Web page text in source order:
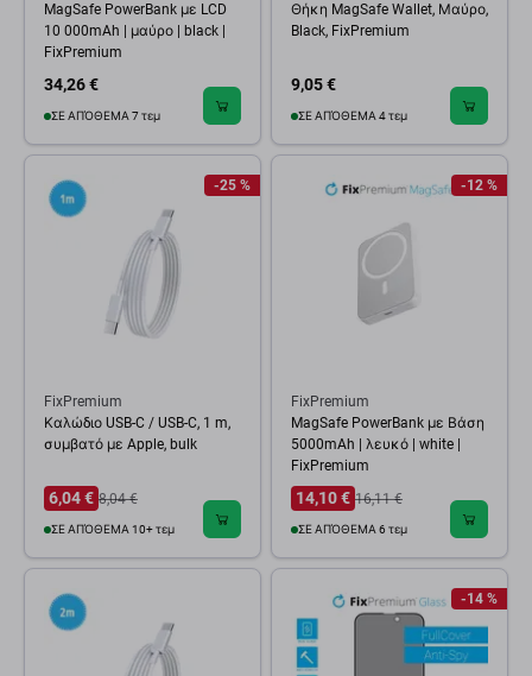
MagSafe PowerBank με LCD
10 000mAh | μαύρο | black |
FixPremium
34,26 €
ΣΕ ΑΠΌΘΕΜΑ 7 τεμ
Θήκη MagSafe Wallet, Μαύρο,
Black, FixPremium
9,05 €
ΣΕ ΑΠΌΘΕΜΑ 4 τεμ
-25 %
FixPremium
Καλώδιο USB-C / USB-C, 1 m,
συμβατό με Apple, bulk
6,04 € 8,04 €
ΣΕ ΑΠΌΘΕΜΑ 10+ τεμ
-12 %
FixPremium
MagSafe PowerBank με Βάση
5000mAh | λευκό | white |
FixPremium
14,10 € 16,11 €
ΣΕ ΑΠΌΘΕΜΑ 6 τεμ
-14 %